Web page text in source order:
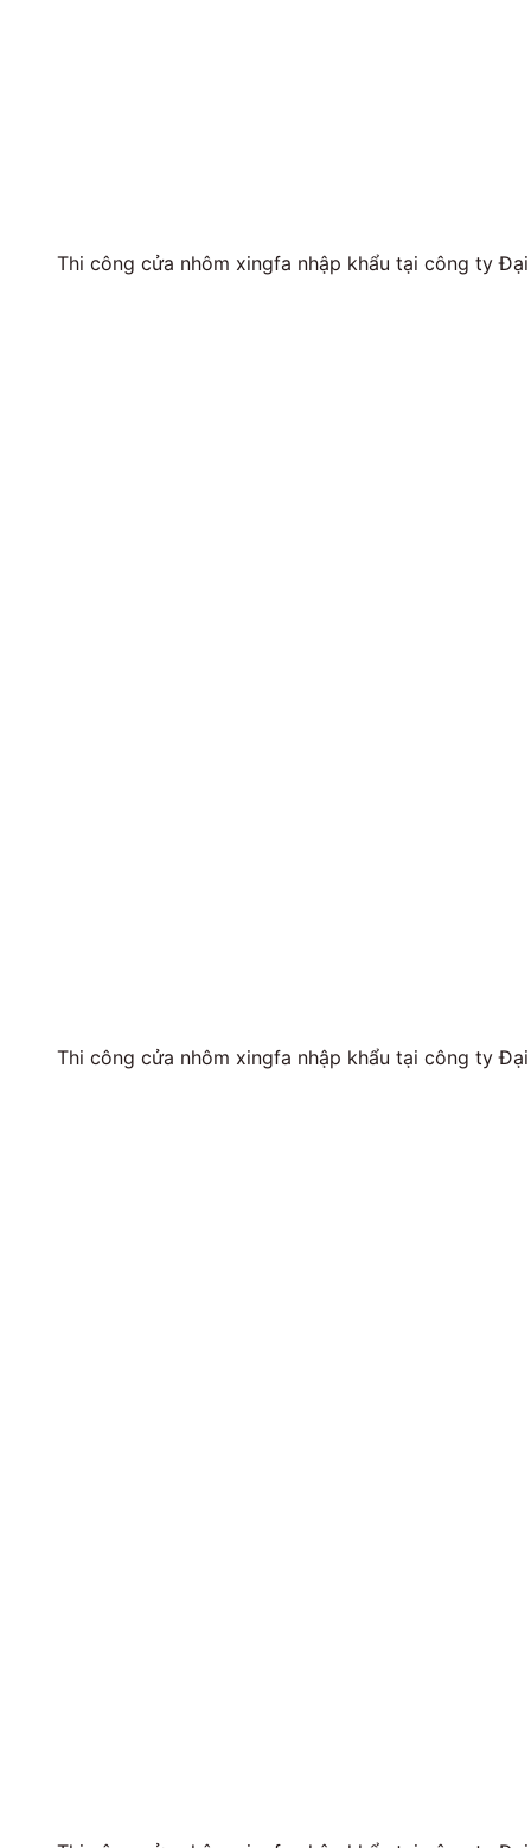
Thi công cửa nhôm xingfa nhập khẩu tại công ty
Thi công cửa nhôm xingfa nhập khẩu tại công ty